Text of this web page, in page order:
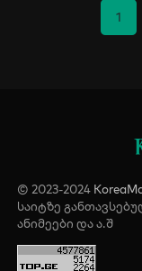
1
© 2023-2024
საიტზე
ანიმეები და ა.შ